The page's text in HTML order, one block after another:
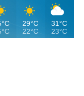
29°C
22°C
31°C
23°C